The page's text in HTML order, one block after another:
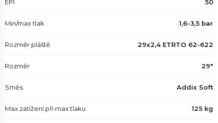
EPI 50
Min/max tlak 1,6-3,5 bar
Rozměr pláště 29x2,4 ETRTO 62-622
Rozměr 29"
Směs Addix Soft
Max.zatížení při max.tlaku 125 kg